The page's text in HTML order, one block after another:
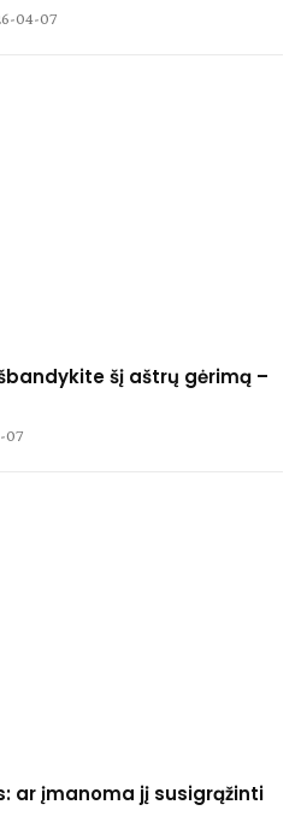
04-07
šį aštrų gėrimą –
07
ar įmanoma jį susigrąžinti